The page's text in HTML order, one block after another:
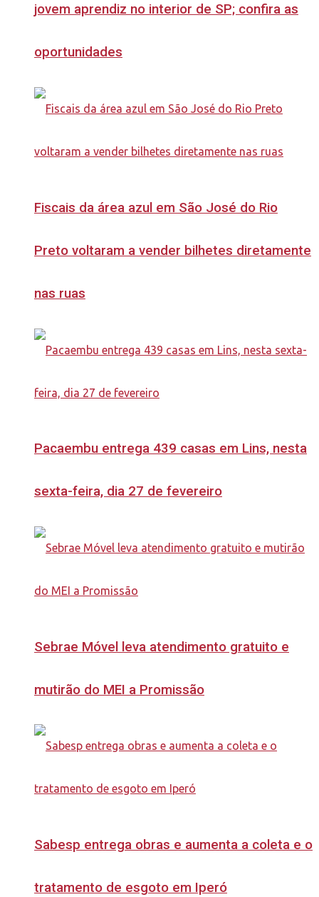
jovem aprendiz no interior de SP; confira as
oportunidades
Fiscais da área azul em São José do Rio
Preto voltaram a vender bilhetes diretamente
nas ruas
Pacaembu entrega 439 casas em Lins, nesta
sexta-feira, dia 27 de fevereiro
Sebrae Móvel leva atendimento gratuito e
mutirão do MEI a Promissão
Sabesp entrega obras e aumenta a coleta e o
tratamento de esgoto em Iperó